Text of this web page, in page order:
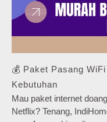
💰 Paket Pasang
Kebutuhan
Mau paket internet
Netflix? Tenang,